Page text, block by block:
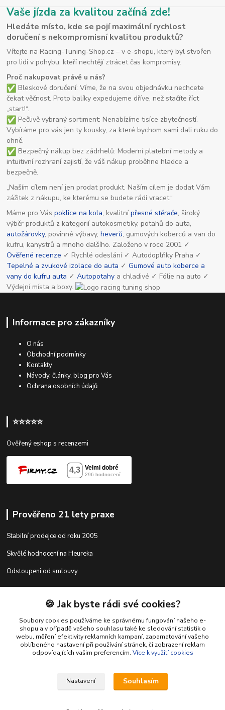
Vaše jízda za kvalitou začíná zde!
Hledáte místo, kde se pojí maximální rychlost
doručení s nekompromisní kvalitou produktů?
Vítejte na Racing-Tuning-Shop.cz – v e-shopu, který byl stvořen
pro lidi v pohybu, kteří nechtějí ztrácet čas kompromisy.
Proč nakupovat právě u nás?
Bleskové doručení: Víme, že na svou objednávku nechcete
čekat věčnost. Proto balíky expedujeme dříve, než stačíte říct
„start!“.
Pečlivě vybraný sortiment: Nenabízíme tisíce zbytečností.
Vybíráme pro vás jen ty kousky, za které bychom sami dali ruku do
ohně.
Bezpečný nákup bez zádrhelů: Moderní platební metody a
intuitivní rozhraní zajistí, že váš nákup proběhne hladce a
bezpečně.
„Naším cílem není jen prodat produkt. Naším cílem je dodat Vám
zážitek z nákupu, ke kterému se budete rádi vracet.“
Máme pro Váspoklice na kola, kvalitnípřesné stěrače, široký
výběr produktů z kategorií autokosmetiky, potahů do auta,
autožárovky, povinné výbavy,heverů, gumových koberců a van do
kufru, kanystrů a mnoho dalšího. Založeno v roce 2001 ✓
Ověřené recenze ✓ Rychlé odeslání ✓ Autodoplňky Praha ✓
Tepelné a zvukové izolace do auta ✓Gumové auto koberce a
vany do kufru auta ✓Autopotahy a chladivé ✓ Fólie na auto ✓
Výdejní místa a boxy.
Informace pro zákazníky
O nás
Obchodní podmínky
Kontakty
Návody, články, blog pro Vás
Ochrana osobních údajů
⭐⭐⭐⭐⭐
Ověřený eshop s recenzemi
Prověřeno 21 lety praxe
Stabilní prodejce od roku 2005
Skvělé hodnocení na Heureka
Odstoupeni od smlouvy
Kontakty
shop@racing-tuning-shop.cz
🍪 Jak byste rádi své cookies?
Soubory cookies používáme ke správnému fungování našeho e-
shopu a v případě vašeho souhlasu také ke sledování statistik o
webu, měření efektivity reklamních kampaní, zapamatování vašeho
oblíbeného nastavení při používání stránek, či zobrazení reklam
odpovídajících vašim preferencím. Více k využití cookies
Nastavení Souhlasím